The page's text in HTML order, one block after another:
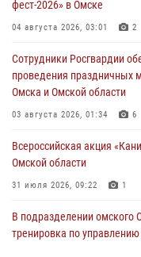
фест-2026» в Омске
04 августа 2026, 03:01 2
Сотрудники Росгвардии
проведения праздничных
Омска и Омской области
03 августа 2026, 01:34 6
Всероссийская акция
Омской области
31 июля 2026, 09:22 1
В подразделении
тренировка по